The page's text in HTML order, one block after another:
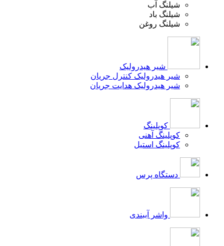
شیلنگ آب
شیلنگ باد
شیلنگ روغن
شیر هیدرولیک
شیر هیدرولیک کنترل جریان
شیر هیدرولیک هدایت جریان
کوپلینگ
کوپلینگ آهنی
کوپلینگ استیل
دستگاه پرس
واشر آببندی